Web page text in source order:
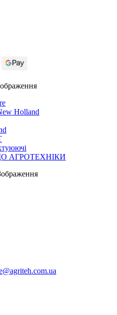
Holland
АГРОТЕХНІКИ